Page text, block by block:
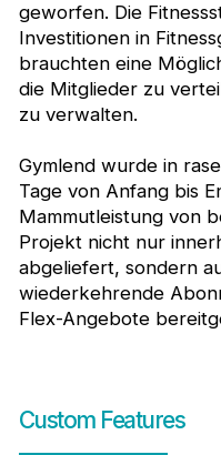
geworfen. Die
Investitionen in
brauchten eine
die Mitglieder zu
zu verwalten.
Gymlend wurde in
Tage von Anfang bis
Mammutleistung von
Projekt nicht nur
abgeliefert, sondern
wiederkehrende
Flex-Angebote
Custom Features